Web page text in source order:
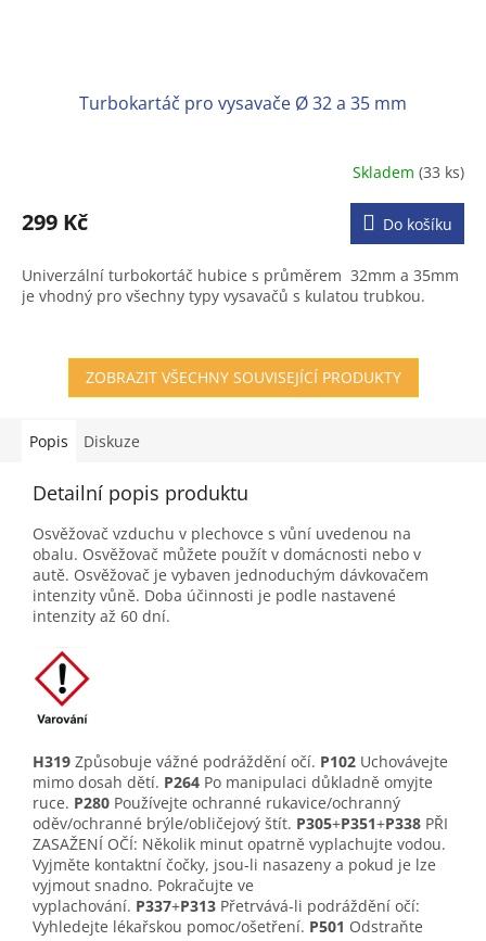
Turbokartáč pro vysavače Ø 32 a 35 mm
produktu
je
z
5
Skladem(33 ks)
299 Kč Do košíku
Univerzální turbokortáč hubice s průměrem 32mm a 35mm
je vhodný pro všechny typy vysavačů s kulatou trubkou.
ZOBRAZIT VŠECHNY SOUVISEJÍCÍ PRODUKTY
Popis Diskuze
Detailní popis produktu
Osvěžovač vzduchu v plechovce s vůní uvedenou na
obalu. Osvěžovač můžete použít v domácnosti nebo v
autě. Osvěžovač je vybaven jednoduchým dávkovačem
intenzity vůně. Doba účinnosti je podle nastavené
intenzity až 60 dní.
H319 Způsobuje vážné podráždění očí. P102 Uchovávejte
mimo dosah dětí. P264 Po manipulaci důkladně omyjte
ruce. P280 Používejte ochranné rukavice/ochranný
oděv/ochranné brýle/obličejový štít. P305+P351+P338 PŘI
ZASAŽENÍ OČÍ: Několik minut opatrně vyplachujte vodou.
Vyjměte kontaktní čočky, jsou-li nasazeny a pokud je lze
vyjmout snadno. Pokračujte ve
vyplachování. P337+P313 Přetrvává-li podráždění očí:
Vyhledejte lékařskou pomoc/ošetření. P501 Odstraňte